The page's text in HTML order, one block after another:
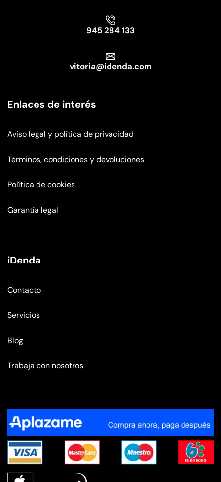
945 284 133
vitoria@idenda.com
Enlaces de interés
Aviso legal y política de privacidad
Términos, condiciones y devoluciones
Política de cookies
Garantía legal
iDenda
Contacto
Servicios
Blog
Trabaja con nosotros